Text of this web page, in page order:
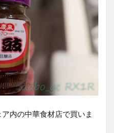
内の中華食材店で買いま